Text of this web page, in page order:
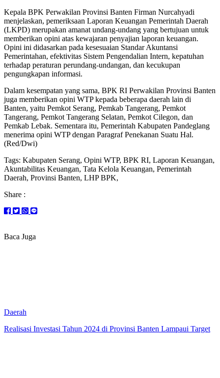
Kepala BPK Perwakilan Provinsi Banten Firman Nurcahyadi
menjelaskan, pemeriksaan Laporan Keuangan Pemerintah Daerah
(LKPD) merupakan amanat undang-undang yang bertujuan untuk
memberikan opini atas kewajaran penyajian laporan keuangan.
Opini ini didasarkan pada kesesuaian Standar Akuntansi
Pemerintahan, efektivitas Sistem Pengendalian Intern, kepatuhan
terhadap peraturan perundang-undangan, dan kecukupan
pengungkapan informasi.
Dalam kesempatan yang sama, BPK RI Perwakilan Provinsi Banten
juga memberikan opini WTP kepada beberapa daerah lain di
Banten, yaitu Pemkot Serang, Pemkab Tangerang, Pemkot
Tangerang, Pemkot Tangerang Selatan, Pemkot Cilegon, dan
Pemkab Lebak. Sementara itu, Pemerintah Kabupaten Pandeglang
menerima opini WTP dengan Paragraf Penekanan Suatu Hal.
(Red/Dwi)
Tags: Kabupaten Serang, Opini WTP, BPK RI, Laporan Keuangan,
Akuntabilitas Keuangan, Tata Kelola Keuangan, Pemerintah
Daerah, Provinsi Banten, LHP BPK,
Share :
Baca Juga
Daerah
Realisasi Investasi Tahun 2024 di Provinsi Banten Lampaui Target